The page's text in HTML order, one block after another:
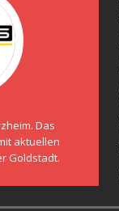
Das
aktuellen
Goldstadt.